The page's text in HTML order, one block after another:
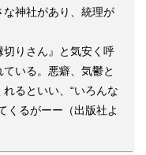
神社があり、統理が
りさん』と気安く呼
いる。悪癖、気鬱と
るといい、“いろんな
くるがーー（出版社よ